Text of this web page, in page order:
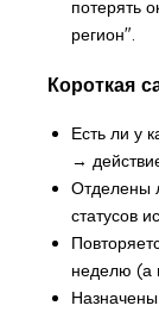
потерять
регион".
Короткая
Есть ли у
→
Отделены
статусов
неделю (а